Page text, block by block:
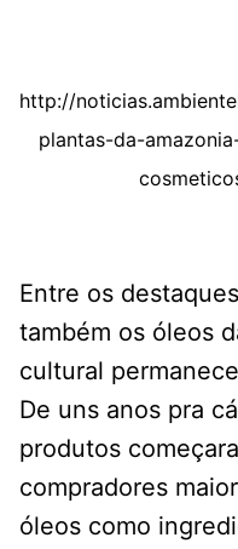
http://
plantas-da-
Entre os
também os óleos
cultural
De uns anos pra
produtos
compradores
óleos como